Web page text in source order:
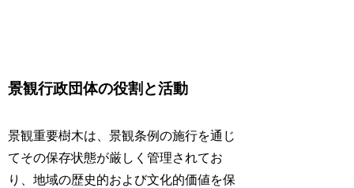
景観行政団体の役割と活動
景観重要樹木は、景観条例の施行を通じ
てその保存状態が厳しく管理されてお
り、地域の歴史的および文化的価値を保